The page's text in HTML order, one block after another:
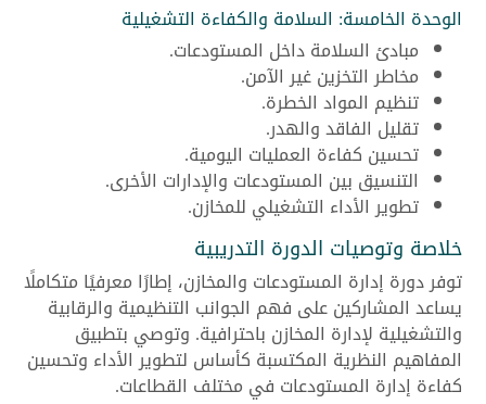
الوحدة الخامسة: السلامة والكفاءة التشغيلية
مبادئ السلامة داخل المستودعات.
مخاطر التخزين غير الآمن.
تنظيم المواد الخطرة.
تقليل الفاقد والهدر.
تحسين كفاءة العمليات اليومية.
التنسيق بين المستودعات والإدارات الأخرى.
تطوير الأداء التشغيلي للمخازن.
خلاصة وتوصيات الدورة التدريبية
توفر دورة إدارة المستودعات والمخازن، إطارًا معرفيًا متكاملًا
يساعد المشاركين على فهم الجوانب التنظيمية والرقابية
والتشغيلية لإدارة المخازن باحترافية. وتوصي بتطبيق
المفاهيم النظرية المكتسبة كأساس لتطوير الأداء وتحسين
كفاءة إدارة المستودعات في مختلف القطاعات.